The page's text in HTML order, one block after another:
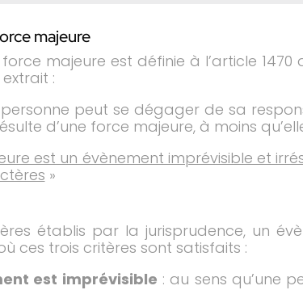
majeure
majeure est définie à l’article 1470
extrait :
personne peut se dégager de sa
d’une force majeure, à moins
est un évènement imprévisible et
»
établis par la jurisprudence, un
ces trois critères sont satisfaits :
est imprévisible : au sens qu’une